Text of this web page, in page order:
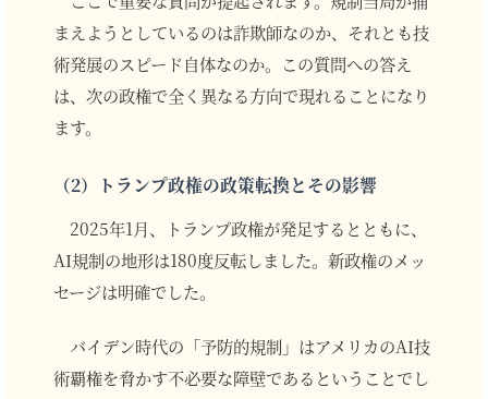
まえようとしているのは詐欺師なのか、それとも技
術発展のスピード自体なのか。この質問への答え
は、次の政権で全く異なる方向で現れることになり
ます。
（2）トランプ政権の政策転換とその影響
2025年1月、トランプ政権が発足するとともに、
AI規制の地形は180度反転しました。新政権のメッ
セージは明確でした。
バイデン時代の「予防的規制」はアメリカのAI技
術覇権を脅かす不必要な障壁であるということでし